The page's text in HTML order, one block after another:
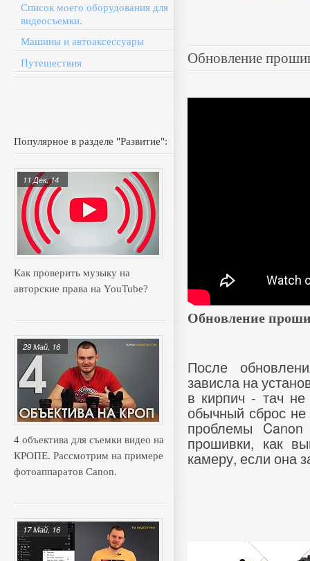
Список моего оборудования для
видеосъемки.
Машины и автоаксессуары
Путешествия
Популярное в разделе "Развитие":
Как проверить музыку на
авторские права на YouTube?
11 Дек, 14
4 объектива для съемки видео на
КРОПЕ. Рассмотрим на примере
фотоаппаратов Canon.
29 Май, 16
17 Май, 16
Обновление
Обновление
После
зависла на
в кирпич - тач
обычный сброс
проблемы
прошивки, как
камеру, если она